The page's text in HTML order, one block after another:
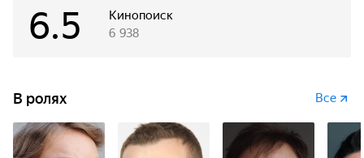
и судмедэкспертом Алексеем Бережным. Каждый день
они сталкиваются с запутанными преступлениями
Кинопоиск
6.5 6 938
В ролях Все